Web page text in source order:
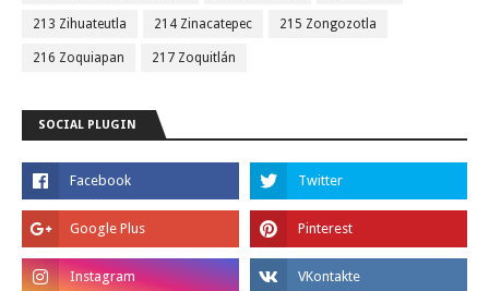
213 Zihuateutla 214 Zinacatepec 215 Zongozotla
216 Zoquiapan 217 Zoquitlán
SOCIAL PLUGIN